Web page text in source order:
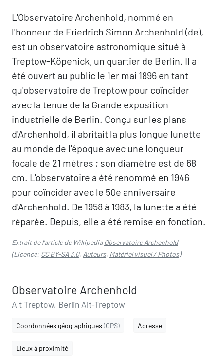
L'Observatoire Archenhold, nommé en
l'honneur de Friedrich Simon Archenhold (de),
est un observatoire astronomique situé à
Treptow-Köpenick, un quartier de Berlin. Il a
été ouvert au public le 1er mai 1896 en tant
qu'observatoire de Treptow pour coïncider
avec la tenue de la Grande exposition
industrielle de Berlin. Conçu sur les plans
d'Archenhold, il abritait la plus longue lunette
au monde de l'époque avec une longueur
focale de 21 mètres ; son diamètre est de 68
cm. L'observatoire a été renommé en 1946
pour coïncider avec le 50e anniversaire
d'Archenhold. De 1958 à 1983, la lunette a été
réparée. Depuis, elle a été remise en fonction.
Extrait de l'article de WikipediaObservatoire Archenhold
(Licence: CC BY-SA 3.0, Auteurs, Matériel visuel / Photos).
Observatoire Archenhold
Alt Treptow, Berlin Alt-Treptow
Coordonnées géographiques (GPS) Adresse
Lieux à proximité